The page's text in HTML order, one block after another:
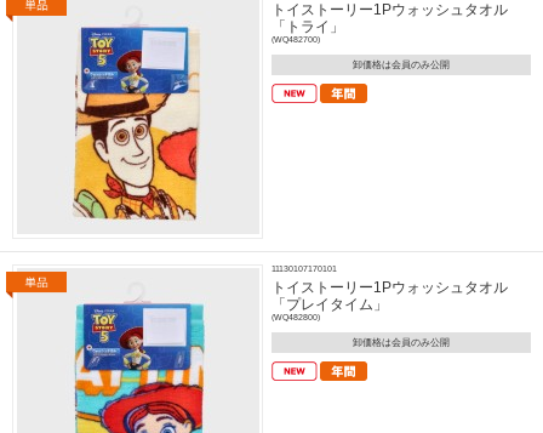
トイストーリー1Pウォッシュタオル
「トライ」
(WQ482700)
卸価格は会員のみ公開
11130107170101
トイストーリー1Pウォッシュタオル
「プレイタイム」
(WQ482800)
卸価格は会員のみ公開